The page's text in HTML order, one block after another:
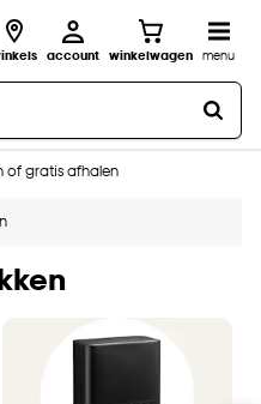
account winkelwagen menu
of gratis afhalen
opmeten aan huis